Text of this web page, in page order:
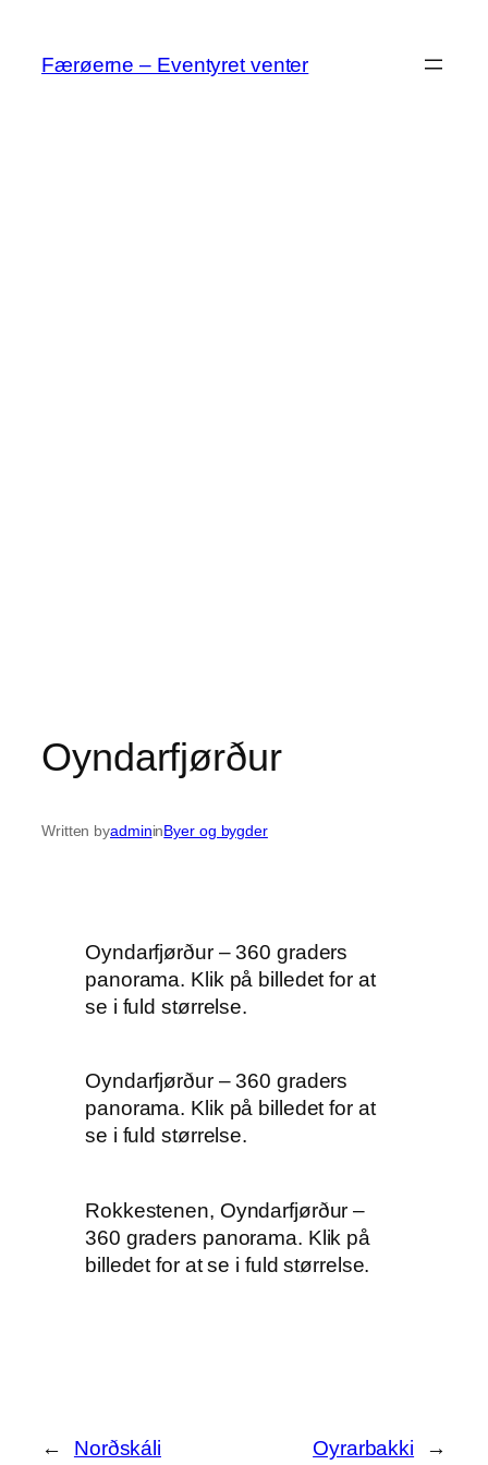
indhold
Færøerne – Eventyret venter
Oyndarfjørður
Written byadmininByer og bygder
Oyndarfjørður – 360 graders
panorama. Klik på billedet for at
se i fuld størrelse.
Oyndarfjørður – 360 graders
panorama. Klik på billedet for at
se i fuld størrelse.
Rokkestenen, Oyndarfjørður –
360 graders panorama. Klik på
billedet for at se i fuld størrelse.
← Norðskáli Oyrarbakki →